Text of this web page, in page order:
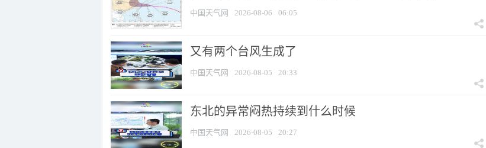
中国天气网 2026-08-06 06:05
又有两个台风生成了
中国天气网 2026-08-05 20:33
东北的异常闷热持续到什么时候
中国天气网 2026-08-05 20:27